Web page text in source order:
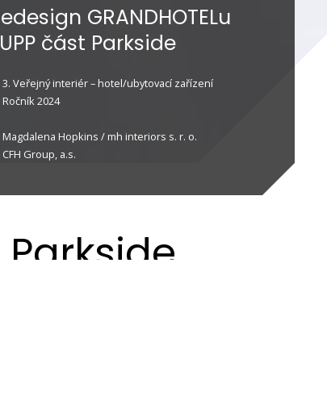
GRANDHOTELu
část Parkside
3. Veřejný interiér – hotel/ubytovací zařízení
Ročník 2024
Magdalena Hopkins / mh interiors s. r. o.
CFH Group, a.s.
Parkside